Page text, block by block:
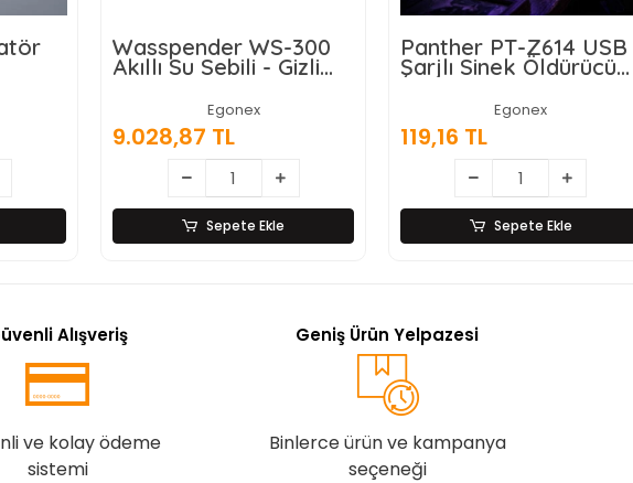
Panther PT-Z614 USB
Şarjlı Sinek Öldürücü
Egonex
119,16 TL
Sepete Ekle
Gold Orion Alüminyum
Alaşımlı Şarjlı El Feneri
357,47 TL
Sepete Ekle
Alışveriş
ve kolay ödeme
sistemi
Geniş Ürün Yelpazesi
Binlerce ürün ve kampanya
seçeneği